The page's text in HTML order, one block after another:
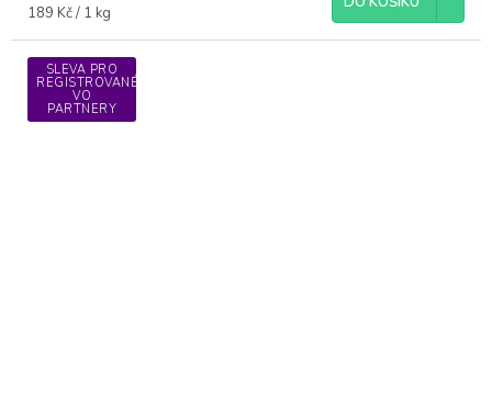
Měrná
189 Kč / 1 kg
SLEVA PRO
REGISTROVANÉ
VO
PARTNERY